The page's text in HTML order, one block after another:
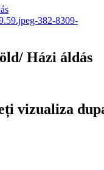
Házi áldás
vizualiza